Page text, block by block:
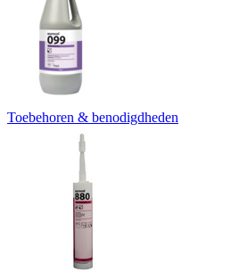
Toebehoren & benodigdheden